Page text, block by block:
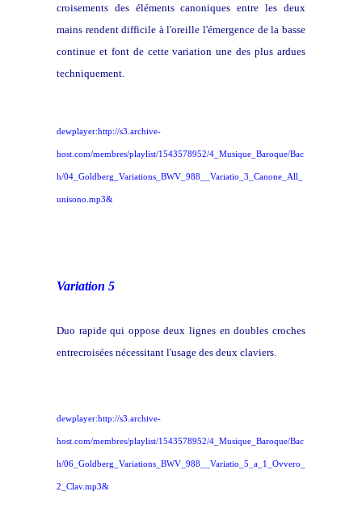
croisements des éléments canoniques entre les deux
mains rendent difficile à l'oreille l'émergence de la basse
continue et font de cette variation une des plus ardues
techniquement.
dewplayer:http://s3.archive-
host.com/membres/playlist/1543578952/4_Musique_Baroque/Bac
h/04_Goldberg_Variations_BWV_988__Variatio_3_Canone_All_
unisono.mp3&
Variation 5
Duo rapide qui oppose deux lignes en doubles croches
entrecroisées nécessitant l'usage des deux claviers.
dewplayer:http://s3.archive-
host.com/membres/playlist/1543578952/4_Musique_Baroque/Bac
h/06_Goldberg_Variations_BWV_988__Variatio_5_a_1_Ovvero_
2_Clav.mp3&